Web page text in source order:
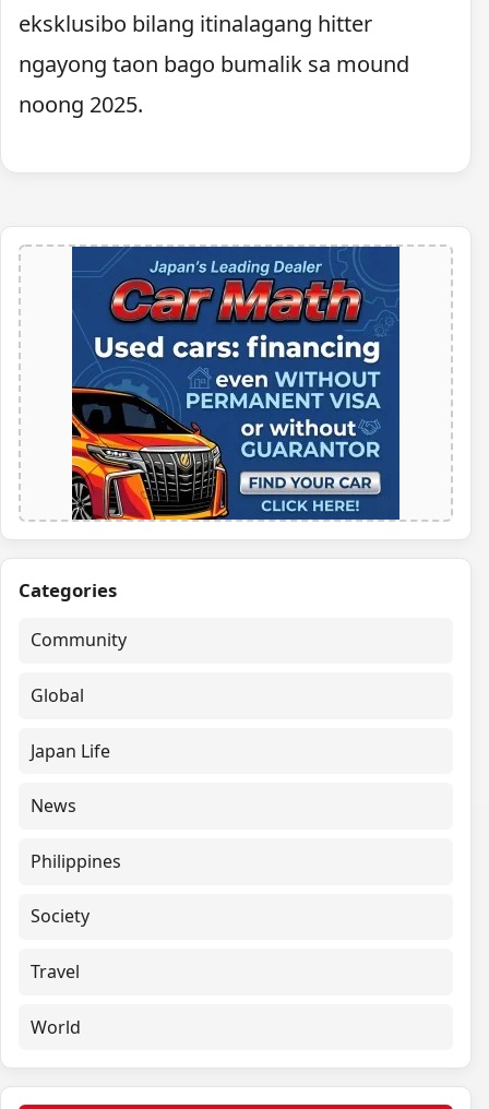
eksklusibo bilang itinalagang hitter
ngayong taon bago bumalik sa mound
noong 2025.
Categories
Community
Global
Japan Life
News
Philippines
Society
Travel
World